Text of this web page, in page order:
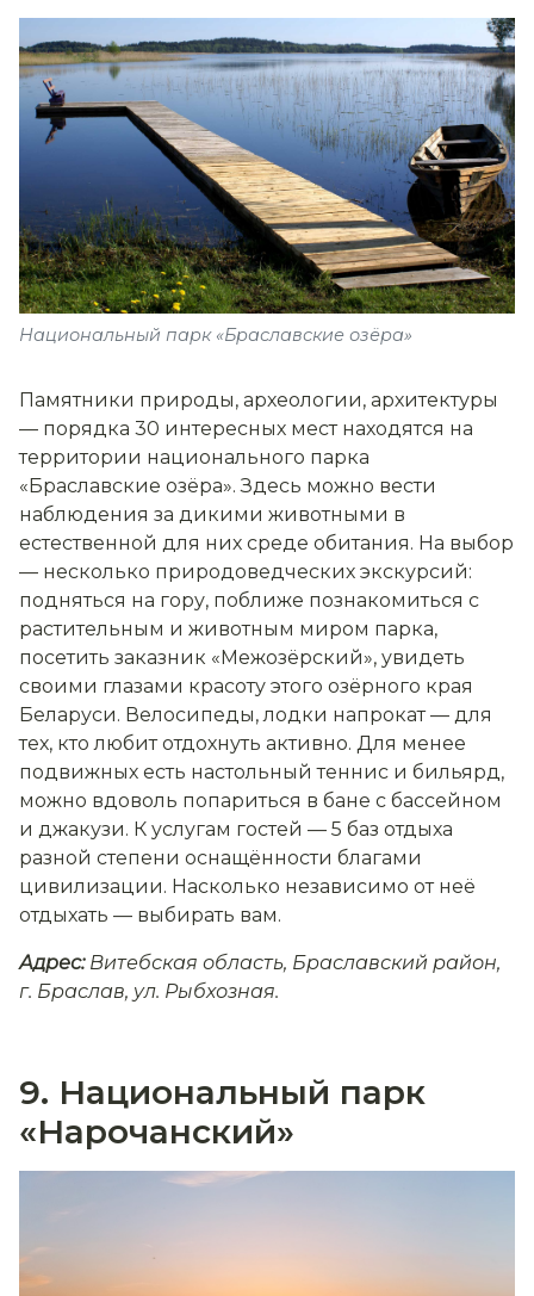
Национальный парк «Браславские озёра»
Памятники природы, археологии, архитектуры
— порядка 30 интересных мест находятся на
территории национального парка
«Браславские озёра». Здесь можно вести
наблюдения за дикими животными в
естественной для них среде обитания. На выбор
— несколько природоведческих экскурсий:
подняться на гору, поближе познакомиться с
растительным и животным миром парка,
посетить заказник «Межозёрский», увидеть
своими глазами красоту этого озёрного края
Беларуси. Велосипеды, лодки напрокат — для
тех, кто любит отдохнуть активно. Для менее
подвижных есть настольный теннис и бильярд,
можно вдоволь попариться в бане с бассейном
и джакузи. К услугам гостей — 5 баз отдыха
разной степени оснащённости благами
цивилизации. Насколько независимо от неё
отдыхать — выбирать вам.
Адрес:Витебская область, Браславский район,
г. Браслав, ул. Рыбхозная.
9. Национальный парк
«Нарочанский»